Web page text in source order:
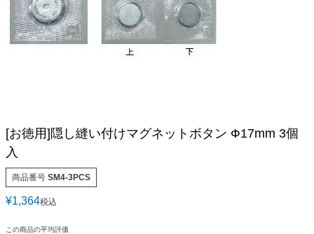
[お徳用]隠し縫い付けマグネットボタン Ф17mm 3個
入
商品番号 SM4-3PCS
¥1,364税込